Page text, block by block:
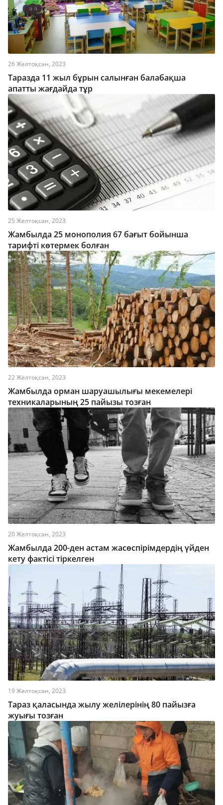
26 Желтоқсан, 2023
Таразда 11 жыл бұрын салынған балабақша
апатты жағдайда тұр
25 Желтоқсан, 2023
Жамбылда 25 монополия 67 бағыт бойынша
тарифті көтермек болған
22 Желтоқсан, 2023
Жамбылда орман шаруашылығы мекемелері
техникаларының 25 пайызы тозған
20 Желтоқсан, 2023
Жамбылда 200-ден астам жасөспірімдердің үйден
кету фактісі тіркелген
19 Желтоқсан, 2023
Тараз қаласында жылу желілерінің 80 пайызға
жуығы тозған